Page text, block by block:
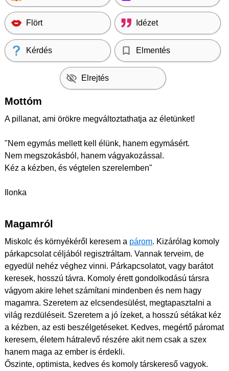
Flört Idézet
Kérdés Elmentés
Elrejtés
Mottóm
A pillanat, ami örökre megváltoztathatja az életünket! ️
"Nem egymás mellett kell élünk, hanem egymásért.
Nem megszokásból, hanem vágyakozással.
Kéz a kézben, és végtelen szerelemben"
Ilonka
Magamról
Miskolc és környékéről keresem a párom. Kizárólag komoly
párkapcsolat céljából regisztráltam. Vannak terveim, de
egyedül nehéz véghez vinni. Párkapcsolatot, vagy barátot
keresek, hosszú távra. Komoly érett gondolkodású társra
vágyom akire lehet számítani mindenben és nem hagy
magamra. Szeretem az elcsendesülést, megtapasztalni a
világ rezdüléseit. Szeretem a jó ízeket, a hosszú sétákat kéz
a kézben, az esti beszélgetéseket. Kedves, megértő páromat
keresem, életem hátralevő részére akit nem csak a szex
hanem maga az ember is érdekli.
Őszinte, optimista, kedves és komoly társkereső vagyok.